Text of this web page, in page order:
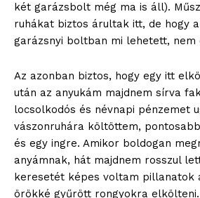
két garázsbolt még ma is áll).
ruhákat biztos árultak itt, de hogy
garázsnyi boltban mi lehetett, nem
Az azonban biztos, hogy egy itt
után az anyukám majdnem sírva
locsolkodós és névnapi pénzemet
vászonruhára költöttem,
és egy ingre. Amikor boldogan
anyámnak, hát majdnem rosszul
keresetét képes voltam pillanatok
örökké gyűrött rongyokra